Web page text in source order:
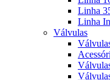
Linha
Linha
Válvulas